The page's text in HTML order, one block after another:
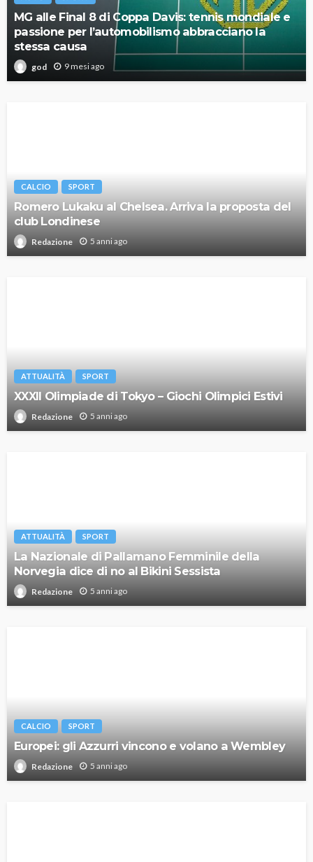
MG alle Final 8 di Coppa Davis: tennis mondiale e
passione per l’automobilismo abbracciano la
stessa causa
god 9 mesi ago
CALCIO SPORT
Romero Lukaku al Chelsea. Arriva la proposta del
club Londinese
Redazione 5 anni ago
ATTUALITÀ SPORT
XXXII Olimpiade di Tokyo – Giochi Olimpici Estivi
Redazione 5 anni ago
ATTUALITÀ SPORT
La Nazionale di Pallamano Femminile della
Norvegia dice di no al Bikini Sessista
Redazione 5 anni ago
CALCIO SPORT
Europei: gli Azzurri vincono e volano a Wembley
Redazione 5 anni ago